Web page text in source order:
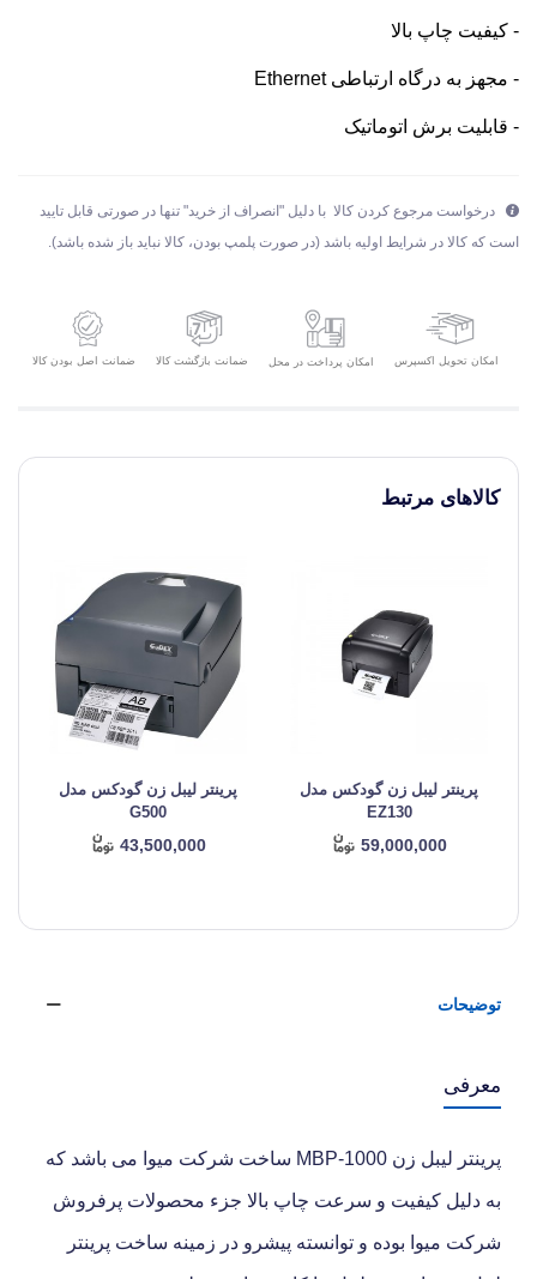
- کیفیت چاپ بالا
- مجهز به درگاه ارتباطی Ethernet
- قابلیت برش اتوماتیک
درخواست مرجوع کردن کالا با دلیل "انصراف از خرید" تنها در صورتی قابل تایید
است که کالا در شرایط اولیه باشد (در صورت پلمپ بودن، کالا نباید باز شده باشد).
امکان تحویل اکسپرس امکان پرداخت در محل ضمانت بازگشت کالا ضمانت اصل بودن کالا
کالاهای مرتبط
پرینتر لیبل زن گودکس مدل
EZ130
59,000,000
پرینتر لیبل زن گودکس مدل
G500
43,500,000
توضیحات
معرفی
پرینتر لیبل زن MBP-1000 ساخت شرکت میوا می باشد که
به دلیل کیفیت و سرعت چاپ بالا جزء محصولات پرفروش
شرکت میوا بوده و توانسته پیشرو در زمینه ساخت پرینتر